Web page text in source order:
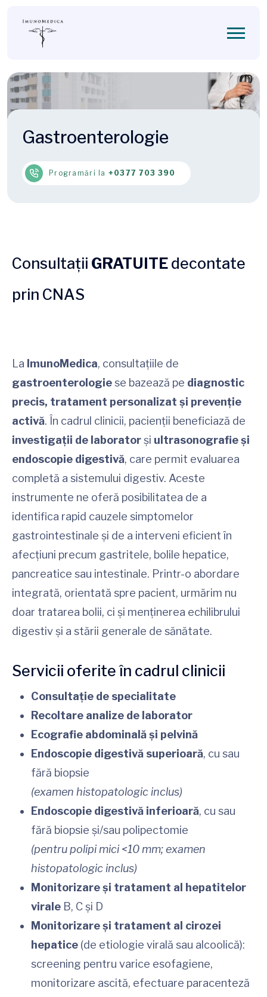
Gastroenterologie
Programări la +0377 703 390
Consultații GRATUITE decontate
prin CNAS
La ImunoMedica, consultațiile de
gastroenterologiese bazează pe diagnostic
precis, tratament personalizat și prevenție
activă. În cadrul clinicii, pacienții beneficiază de
investigații de laboratorși ultrasonografie și
endoscopie digestivă, care permit evaluarea
completă a sistemului digestiv. Aceste
instrumente ne oferă posibilitatea de a
identifica rapid cauzele simptomelor
gastrointestinale și de a interveni eficient în
afecțiuni precum gastritele, bolile hepatice,
pancreatice sau intestinale. Printr-o abordare
integrată, orientată spre pacient, urmărim nu
doar tratarea bolii, ci și menținerea echilibrului
digestiv și a stării generale de sănătate.
Servicii oferite în cadrul clinicii
Consultație de specialitate
Recoltare analize de laborator
Ecografie abdominală și pelvină
Endoscopie digestivă superioară, cu sau
fără biopsie
(examen histopatologic inclus)
Endoscopie digestivă inferioară, cu sau
fără biopsie și/sau polipectomie
(pentru polipi mici <10 mm; examen
histopatologic inclus)
Monitorizare și tratament al hepatitelor
virale B, C și D
Monitorizare și tratament al cirozei
hepatice (de etiologie virală sau alcoolică):
screening pentru varice esofagiene,
monitorizare ascită, efectuare paracenteză